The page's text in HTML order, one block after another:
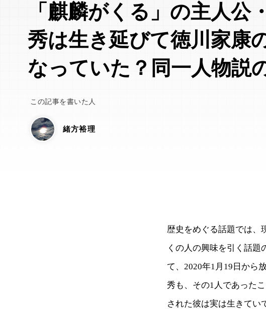
「麒麟がくる」の主人公
秀は生き延びて徳川家康
なっていた？同一人物説
この記事を書いた人
緒方裕理
歴史をめぐる話題では、
くの人の興味を引く話題
て、2020年1月19日から
秀も、その1人であった
された彼は実は生きてい